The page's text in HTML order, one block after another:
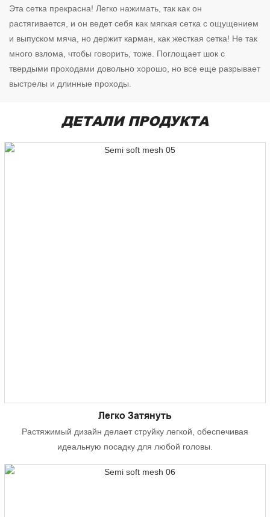
Эта сетка прекрасна! Легко нажимать, так как он
растягивается, и он ведет себя как мягкая сетка с ощущением
и выпуском мяча, но держит карман, как жесткая сетка! Не так
много взлома, чтобы говорить, тоже. Поглощает шок с
твердыми проходами довольно хорошо, но все еще разрывает
выстрелы и длинные проходы.
ДЕТАЛИ ПРОДУКТА
Легко Затянуть
Растяжимый дизайн делает струйку легкой, обеспечивая
идеальную посадку для любой головы.